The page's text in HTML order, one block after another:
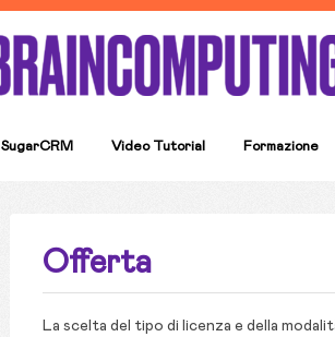
SugarCRM Video Tutorial Formazione
Offerta
La scelta del tipo di licenza e della